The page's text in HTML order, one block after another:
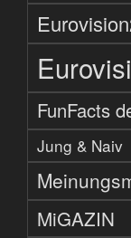
FunFacts
Jung & Naiv
MiGAZIN